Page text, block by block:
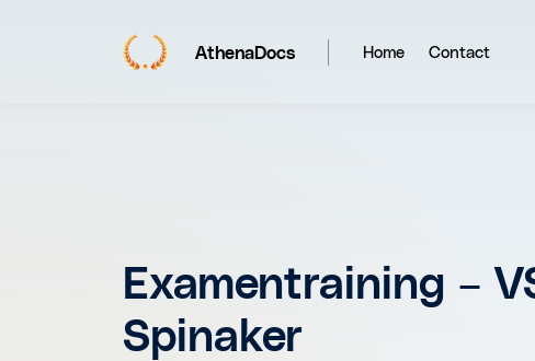
AthenaDocs Home Contact
Examentraining –
Spinaker